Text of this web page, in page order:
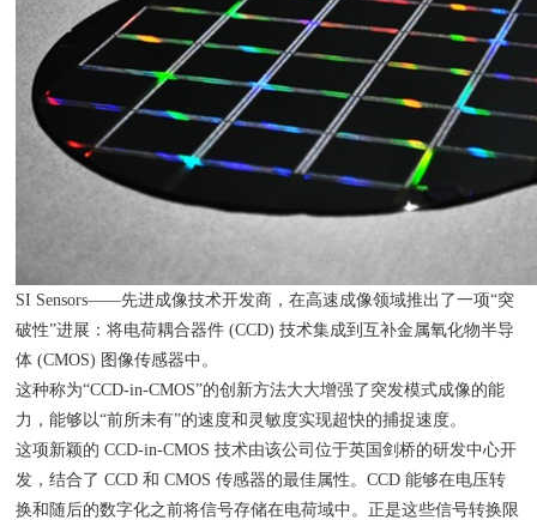
SI Sensors——先进成像技术开发商，在高速成像领域推出了一项“突
破性”进展：将电荷耦合器件 (CCD) 技术集成到互补金属氧化物半导
体 (CMOS) 图像传感器中。
这种称为“CCD-in-CMOS”的创新方法大大增强了突发模式成像的能
力，能够以“前所未有”的速度和灵敏度实现超快的捕捉速度。
这项新颖的 CCD-in-CMOS 技术由该公司位于英国剑桥的研发中心开
发，结合了 CCD 和 CMOS 传感器的最佳属性。CCD 能够在电压转
换和随后的数字化之前将信号存储在电荷域中。正是这些信号转换限